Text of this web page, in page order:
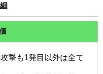
撃も1発目以外は全て